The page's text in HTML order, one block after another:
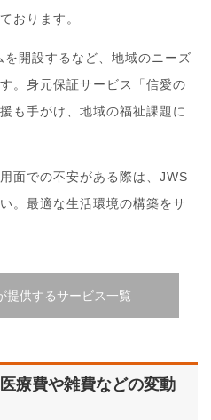
おります。
開設するなど、地域のニーズ
。身元保証サービス「信愛の
も手がけ、地域の福祉課題に
面での不安がある際は、JWS
。最適な生活環境の構築をサ
提供するサービス一覧
療費や雑費などの変動